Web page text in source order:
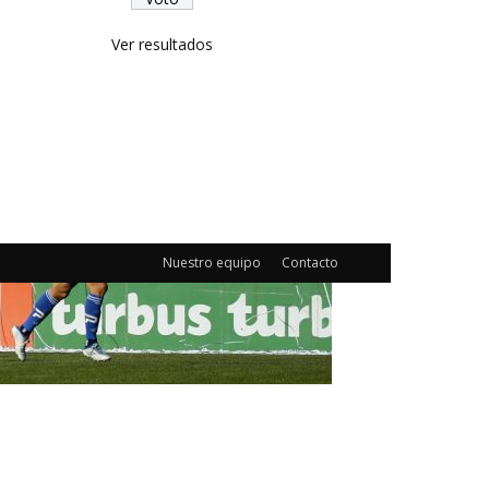
Ver resultados
Nuestro equipo Contacto